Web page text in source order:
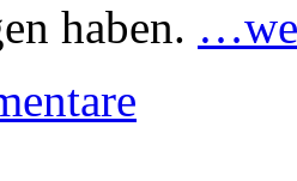
haben.